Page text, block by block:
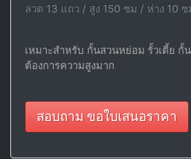
ลวด 13 แถว / สูง 150 ซม / ห่าง 10 ซ
เหมาะสำหรับ กั้นสวนหย่อม รั้วเตี้ย กั้
ต้องการความสูงมาก
สอบถาม ขอใบเสนอราคา